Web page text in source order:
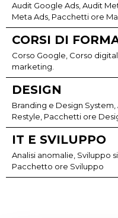
Audit Google Ads, Audit
Meta Ads, Pacchetti ore
CORSI DI
Corso Google, Corso
marketing.
DESIGN
Branding e Design System,
Restyle, Pacchetti ore
IT E SVILUPPO
Analisi anomalie, Sviluppo
Pacchetto ore Sviluppo